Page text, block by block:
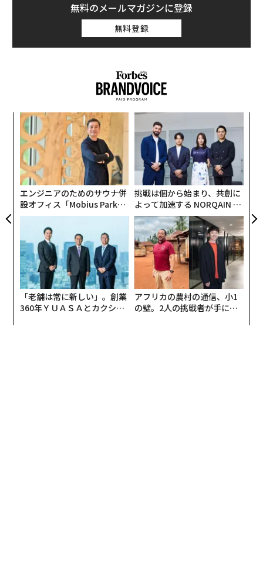
無料のメールマガジンに登録
無料登録
エンジニアのためのサウナ併
設オフィス「Mobius Park」
がオープン──タマディック
が健康経営を徹底する理由
挑戦は個から始まり、共創に
よって加速する NORQAIN JA
PAN 特別座談会
「老舗は常に新しい」。創業
360年ＹＵＡＳＡとカクシン
アフリカの農村の通信、小1
の壁。2人の挑戦者が手にし